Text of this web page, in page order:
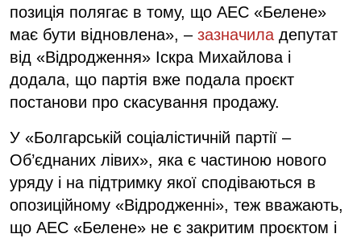
позиція полягає в тому, що АЕС «Белене»
має бути відновлена», – зазначила депутат
від «Відродження» Іскра Михайлова і
додала, що партія вже подала проєкт
постанови про скасування продажу.
У «Болгарській соціалістичній партії –
Об’єднаних лівих», яка є частиною нового
уряду і на підтримку якої сподіваються в
опозиційному «Відродженні», теж вважають,
що АЕС «Белене» не є закритим проєктом і